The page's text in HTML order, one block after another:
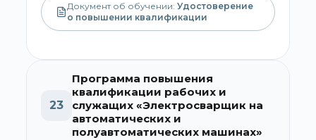
Документ об обучении: Удостоверение
о повышении квалификации
23
Программа повышения
квалификации рабочих и
служащих «Электросварщик на
автоматических и
полуавтоматических машинах»